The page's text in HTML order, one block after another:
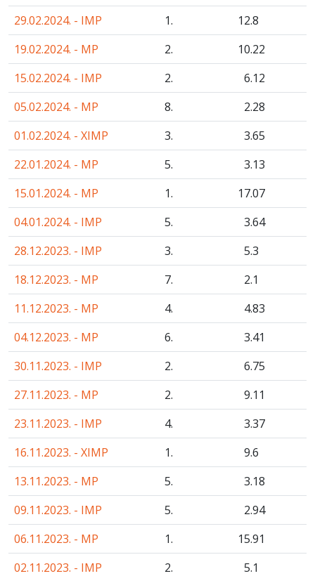
29.02.2024. - IMP
1. 12.8
19.02.2024. - MP
2. 10.22
15.02.2024. - IMP
2. 6.12
05.02.2024. - MP
8. 2.28
01.02.2024. - XIMP
3. 3.65
22.01.2024. - MP
5. 3.13
15.01.2024. - MP
1. 17.07
04.01.2024. - IMP
5. 3.64
28.12.2023. - IMP
3. 5.3
18.12.2023. - MP
7. 2.1
11.12.2023. - MP
4. 4.83
04.12.2023. - MP
6. 3.41
30.11.2023. - IMP
2. 6.75
27.11.2023. - MP
2. 9.11
23.11.2023. - IMP
4. 3.37
16.11.2023. - XIMP
1. 9.6
13.11.2023. - MP
5. 3.18
09.11.2023. - IMP
5. 2.94
06.11.2023. - MP
1. 15.91
02.11.2023. - IMP
2. 5.1